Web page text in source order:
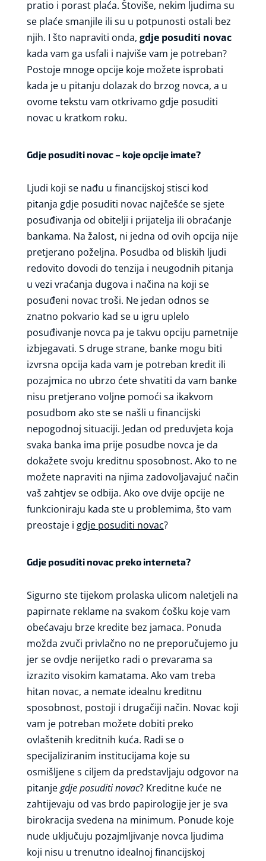
pratio i porast plaća. Štoviše, nekim ljudima su
se plaće smanjile ili su u potpunosti ostali bez
njih. I što napraviti onda, gdje posuditi novac
kada vam ga usfali i najviše vam je potreban?
Postoje mnoge opcije koje možete isprobati
kada je u pitanju dolazak do brzog novca, a u
ovome tekstu vam otkrivamo gdje posuditi
novac u kratkom roku.
Gdje posuditi novac – koje opcije imate?
Ljudi koji se nađu u financijskoj stisci kod
pitanja gdje posuditi novac najčešće se sjete
posuđivanja od obitelji i prijatelja ili obraćanje
bankama. Na žalost, ni jedna od ovih opcija nije
pretjerano poželjna. Posudba od bliskih ljudi
redovito dovodi do tenzija i neugodnih pitanja
u vezi vraćanja dugova i načina na koji se
posuđeni novac troši. Ne jedan odnos se
znatno pokvario kad se u igru uplelo
posuđivanje novca pa je takvu opciju pametnije
izbjegavati. S druge strane, banke mogu biti
izvrsna opcija kada vam je potreban kredit ili
pozajmica no ubrzo ćete shvatiti da vam banke
nisu pretjerano voljne pomoći sa ikakvom
posudbom ako ste se našli u financijski
nepogodnoj situaciji. Jedan od preduvjeta koja
svaka banka ima prije posudbe novca je da
dokažete svoju kreditnu sposobnost. Ako to ne
možete napraviti na njima zadovoljavajuć način
vaš zahtjev se odbija. Ako ove dvije opcije ne
funkcioniraju kada ste u problemima, što vam
preostaje i gdje posuditi novac?
Gdje posuditi novac preko interneta?
Sigurno ste tijekom prolaska ulicom naletjeli na
papirnate reklame na svakom ćošku koje vam
obećavaju brze kredite bez jamaca. Ponuda
možda zvuči privlačno no ne preporučujemo ju
jer se ovdje nerijetko radi o prevarama sa
izrazito visokim kamatama. Ako vam treba
hitan novac, a nemate idealnu kreditnu
sposobnost, postoji i drugačiji način. Novac koji
vam je potreban možete dobiti preko
ovlaštenih kreditnih kuća. Radi se o
specijaliziranim institucijama koje su
osmišljene s ciljem da predstavljaju odgovor na
pitanjegdje posuditi novac? Kreditne kuće ne
zahtijevaju od vas brdo papirologije jer je sva
birokracija svedena na minimum. Ponude koje
nude uključuju pozajmljivanje novca ljudima
koji nisu u trenutno idealnoj financijskoj